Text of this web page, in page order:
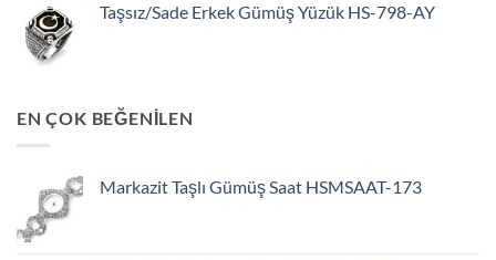
Taşsız/Sade Erkek Gümüş Yüzük HS-798-AY
EN ÇOK BEĞENİLEN
Markazit Taşlı Gümüş Saat HSMSAAT-173